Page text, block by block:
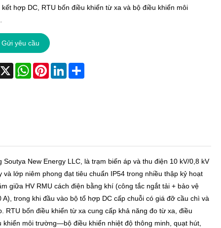
kết hợp DC, RTU bốn điều khiển từ xa và bộ điều khiển môi
Gửi yêu cầu
X WhatsAppPinterestLinkedInShare
New Energy LLC, là trạm biến áp và thu điện 10 kV/0,8 kV
lớp niêm phong đạt tiêu chuẩn IP54 trong nhiều thập kỷ hoạt
giữa HV RMU cách điện bằng khí (công tắc ngắt tải + bảo vệ
trong khi đầu vào bộ tổ hợp DC cấp chuỗi có giá đỡ cầu chì và
RTU bốn điều khiển từ xa cung cấp khả năng đo từ xa, điều
môi trường—bộ điều khiển nhiệt độ thông minh, quạt hút,